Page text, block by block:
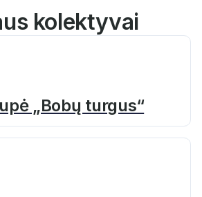
kolektyvai
„Bobų turgus“